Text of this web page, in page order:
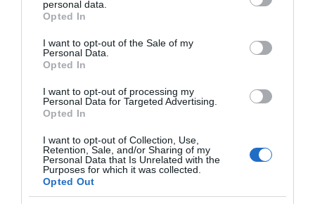
grant or deny consent to Google and its third-party tags to
use your data for below specified purposes in below Google
consent section.
personal data.
Opted In
I want to opt-out of the Sale of my
Personal Data.
Opted In
I want to opt-out of processing my
Personal Data for Targeted Advertising.
Opted In
I want to opt-out of Collection, Use,
Retention, Sale, and/or Sharing of my
Personal Data that Is Unrelated with the
Purposes for which it was collected.
Opted Out
ΗΠΑ: Ο Ζούκερμπεργκ απολογήθηκε στην
Ινδία για λάθη και περιεχόμενο της Meta
Ζήτησε συγγνώμη για παρουσία του υλικού